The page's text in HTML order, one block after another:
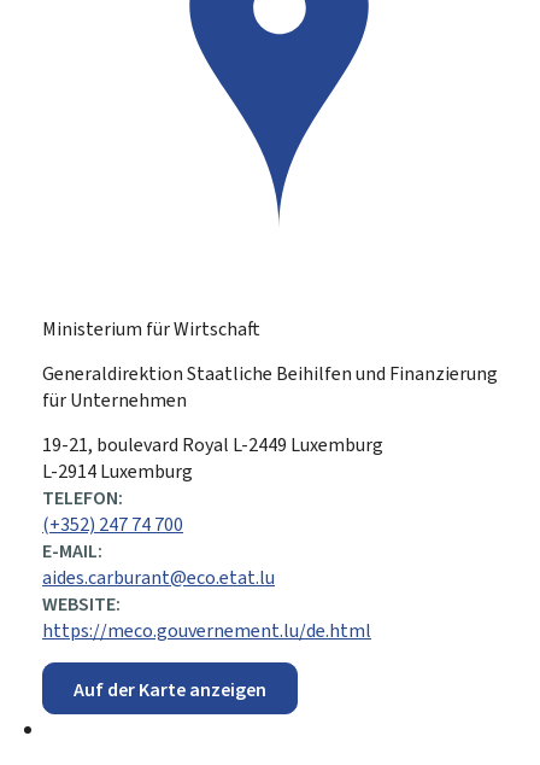
Ministerium für Wirtschaft
Generaldirektion Staatliche Beihilfen und Finanzierung
für Unternehmen
ADRESSE:
19-21, boulevard Royal L-2449 Luxemburg
L-2914 Luxemburg
TELEFON:
(+352) 247 74 700
E-MAIL:
aides.carburant@eco.etat.lu
WEBSITE:
https://meco.gouvernement.lu/de.html
Auf der Karte anzeigen